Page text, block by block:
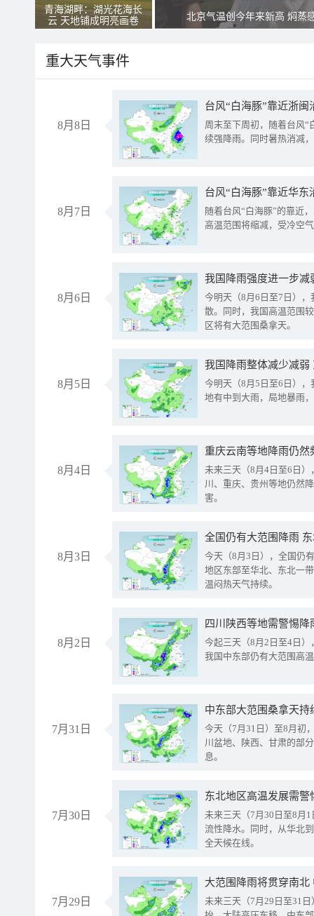
青海湖畔：湖光花海长
云 天地铺成明亮画卷
北京气温创今年来新高 焖蒸
重大天气事件
8月8日
台风“白海豚”靠近浙
周末至下周初，随着台风“
续强降雨。同时暑热消减
8月7日
台风“白海豚”靠近华
随着台风“白海豚”的靠近
高温范围将缩减，受冷空
8月6日
今明天（8月6日至7日）
散。同时，我国高温范围
区将有大范围桑拿天。
8月5日
我国降雨整体减少减弱
今明天（8月5日至6日）
地有中到大雨，局地暴雨
8月4日
重庆云南等地降雨仍然
未来三天（8月4日至6日
川、重庆、贵州等地仍然
害。
8月3日
全国仍有大范围降雨
今天（8月3日），全国仍
地区东部至华北、东北一
温闷热天气持续。
8月2日
今起三天（8月2日至4日
我国中东部仍有大范围高
7月31日
中东部大范围桑拿天
今天（7月31日）至8月初
川盆地、陕西、甘肃的部
息。
7月30日
东北地区高温发展需
未来三天（7月30日至8月
流性降水。同时，从华北
全天候在线。
7月29日
大范围降雨将贯穿南
未来三天（7月29日至31